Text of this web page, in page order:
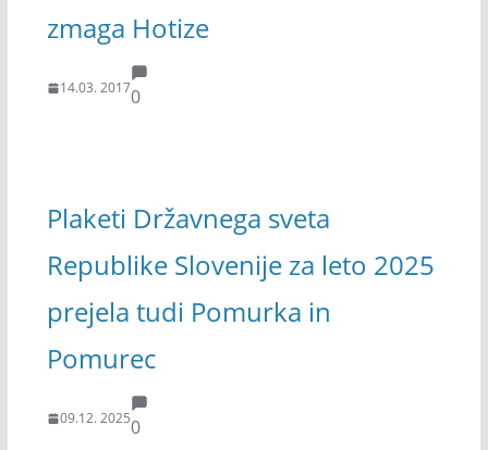
zmaga Hotize
14.03. 20170
Plaketi Državnega sveta
Republike Slovenije za leto 2025
prejela tudi Pomurka in
Pomurec
09.12. 20250